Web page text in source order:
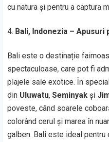
cu natura și pentru a captura
Bali, Indonezia – Apusuri
Bali este o destinație
spectaculoase, care pot fi
plajele sale exotice. În
din Uluwatu,Seminyak și
poveste, când soarele
colorând cerul și marea în
galben. Bali este ideal